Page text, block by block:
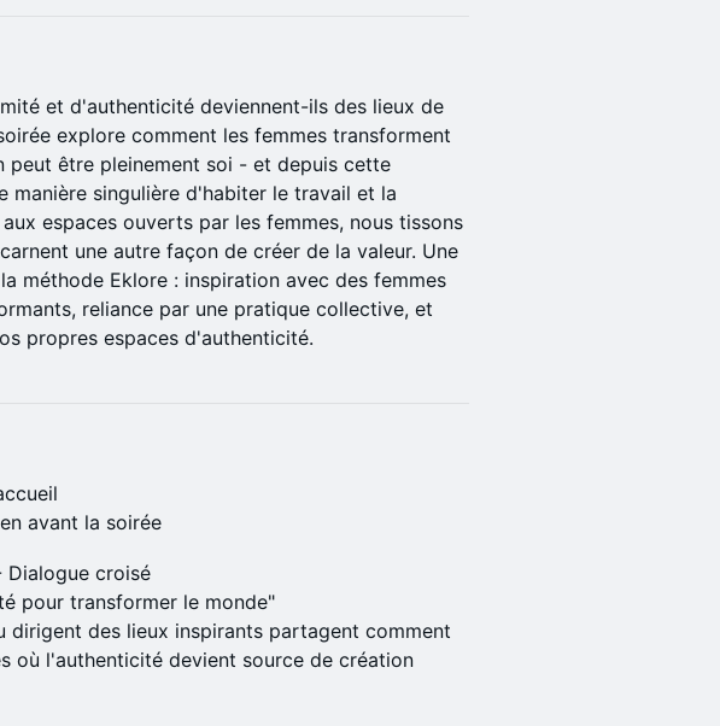
et d'authenticité deviennent-ils des lieux de
explore comment les femmes transforment
peut être pleinement soi - et depuis cette
manière singulière d'habiter le travail et la
espaces ouverts par les femmes, nous tissons
une autre façon de créer de la valeur. Une
méthode Eklore : inspiration avec des femmes
reliance par une pratique collective, et
propres espaces d'authenticité.
avant la soirée
Dialogue croisé
pour transformer le monde"
dirigent des lieux inspirants partagent comment
où l'authenticité devient source de création